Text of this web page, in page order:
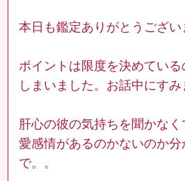
本日も鑑定ありがとうござい
ポイントは限度を決めてい
しまいました。お話中にすみ
肝心の彼の気持ちを聞かな
愛感情があるのかないのか
で。。